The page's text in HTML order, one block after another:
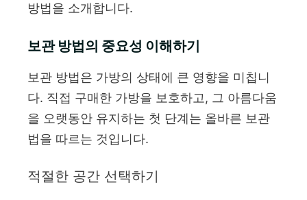
방법을 소개합니다.
보관 방법의 중요성 이해하기
보관 방법은 가방의 상태에 큰 영향을 미칩니
다. 직접 구매한 가방을 보호하고, 그 아름다움
을 오랫동안 유지하는 첫 단계는 올바른 보관
법을 따르는 것입니다.
적절한 공간 선택하기